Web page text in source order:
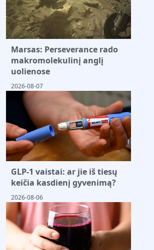
Marsas: Perseverance rado
makromolekulinį anglį
uolienose
2026-08-07
GLP-1 vaistai: ar jie iš tiesų
keičia kasdienį gyvenimą?
2026-08-06